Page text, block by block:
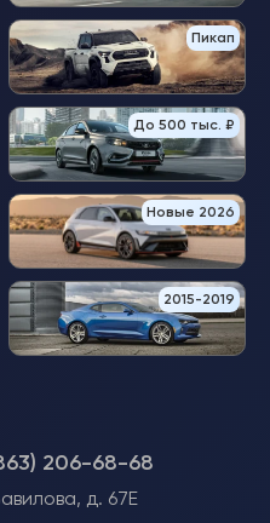
Пикап
До 500 тыс. ₽
Новые 2026
2015-2019
206-68-68
д. 67Е